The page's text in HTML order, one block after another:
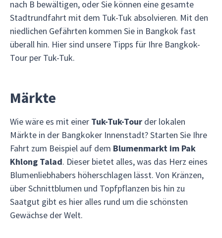
nach B bewältigen, oder Sie können eine gesamte
Stadtrundfahrt mit dem Tuk-Tuk absolvieren. Mit den
niedlichen Gefährten kommen Sie in Bangkok fast
überall hin. Hier sind unsere Tipps für Ihre Bangkok-
Tour per Tuk-Tuk.
Märkte
Wie wäre es mit einer Tuk-Tuk-Tour der lokalen
Märkte in der Bangkoker Innenstadt? Starten Sie Ihre
Fahrt zum Beispiel auf dem Blumenmarkt im Pak
Khlong Talad. Dieser bietet alles, was das Herz eines
Blumenliebhabers höherschlagen lässt. Von Kränzen,
über Schnittblumen und Topfpflanzen bis hin zu
Saatgut gibt es hier alles rund um die schönsten
Gewächse der Welt.